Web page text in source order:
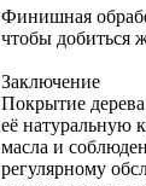
Финишная
чтобы добиться
Заключение
Покрытие
её натуральную
масла и
регулярному